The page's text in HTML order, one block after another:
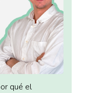
qué el